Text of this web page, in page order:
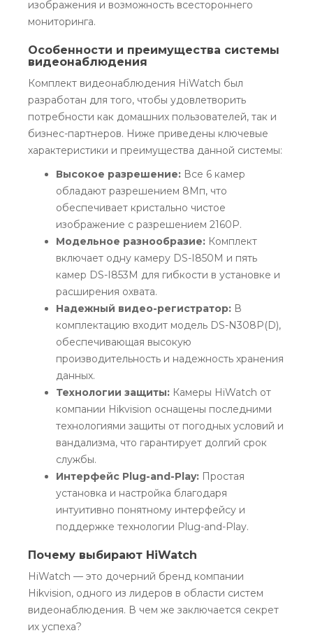
изображения и возможность всестороннего
мониторинга.
Особенности и преимущества системы
видеонаблюдения
Комплект видеонаблюдения HiWatch был
разработан для того, чтобы удовлетворить
потребности как домашних пользователей, так и
бизнес-партнеров. Ниже приведены ключевые
характеристики и преимущества данной системы:
Высокое разрешение: Все 6 камер
обладают разрешением 8Мп, что
обеспечивает кристально чистое
изображение с разрешением 2160P.
Модельное разнообразие: Комплект
включает одну камеру DS-I850M и пять
камер DS-I853M для гибкости в установке и
расширения охвата.
Надежный видео-регистратор: В
комплектацию входит модель DS-N308P(D),
обеспечивающая высокую
производительность и надежность хранения
данных.
Технологии защиты: Камеры HiWatch от
компании Hikvision оснащены последними
технологиями защиты от погодных условий и
вандализма, что гарантирует долгий срок
службы.
Интерфейс Plug-and-Play: Простая
установка и настройка благодаря
интуитивно понятному интерфейсу и
поддержке технологии Plug-and-Play.
Почему выбирают HiWatch
HiWatch — это дочерний бренд компании
Hikvision, одного из лидеров в области систем
видеонаблюдения. В чем же заключается секрет
их успеха?